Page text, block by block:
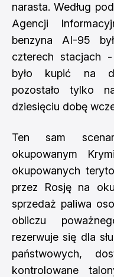
narasta. Według
Agencji
benzyna AI-95
czterech stacjach
było kupić na
pozostało tylko
dziesięciu dobę
Ten sam
okupowanym
okupowanych
przez Rosję na
sprzedaż paliwa
obliczu
rezerwuje się dla
państwowych,
kontrolowane